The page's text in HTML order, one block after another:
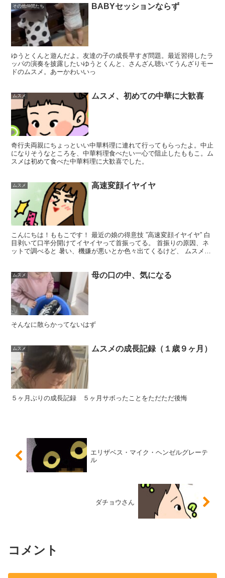
その他仲間たち BABYセッションならず
ゆうとくんと遊んだよ。友達の子の成長早すぎ問題。最近習得したラ
ッパの演奏を披露したいゆうとくんと、さんざん聴いてうんざりモー
ドのムスメ。あーかわいいっ
ムスメ ムスメ、初めての中華に大歓喜
奇行夫両親にちょっといい中華料理に連れて行ってもらったよ。中止
になりそうなところを、中華料理食べたい一心で阻止したももこ。ム
スメは初めて食べた中華料理に大歓喜でした。
ムスメ 高速変顔イヤイヤ
こんにちは！ももこです！ 最近の娘の得意技 ”高速変顔イヤイヤ” 白
目剥いて口半分開けてイヤイヤって首振ってる。 首振りの原因、ネ
ットで調べると 暑い、機嫌が悪いとか色々出てくるけど、 ムスメは
ムスメ 母の口の中、気になる
そんなに散らかってないはず
ムスメ ムスメの成長記録（１歳９ヶ月）
５ヶ月ぶりの成長記録 ５ヶ月サボったことをただただ後悔
エリザベス・マイク・ヘンゼルグレーテ
ル
ダチョウさん
コメント